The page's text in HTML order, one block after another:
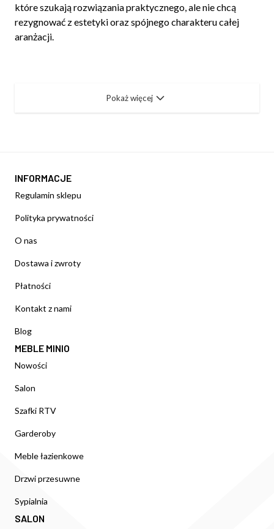
które szukają rozwiązania praktycznego, ale nie chcą
rezygnować z estetyki oraz spójnego charakteru całej
aranżacji.
Pokaż więcej
INFORMACJE
Regulamin sklepu
Polityka prywatności
O nas
Dostawa i zwroty
Płatności
Kontakt z nami
Blog
MEBLE MINIO
Nowości
Salon
Szafki RTV
Garderoby
Meble łazienkowe
Drzwi przesuwne
Sypialnia
SALON